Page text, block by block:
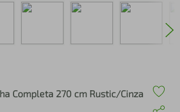
Completa 270 cm Rustic/Cinza